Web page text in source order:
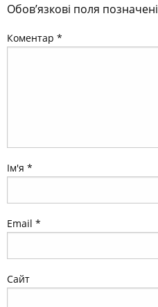
Обов’язкові поля позначені
Коментар *
Ім'я *
Email *
Сайт